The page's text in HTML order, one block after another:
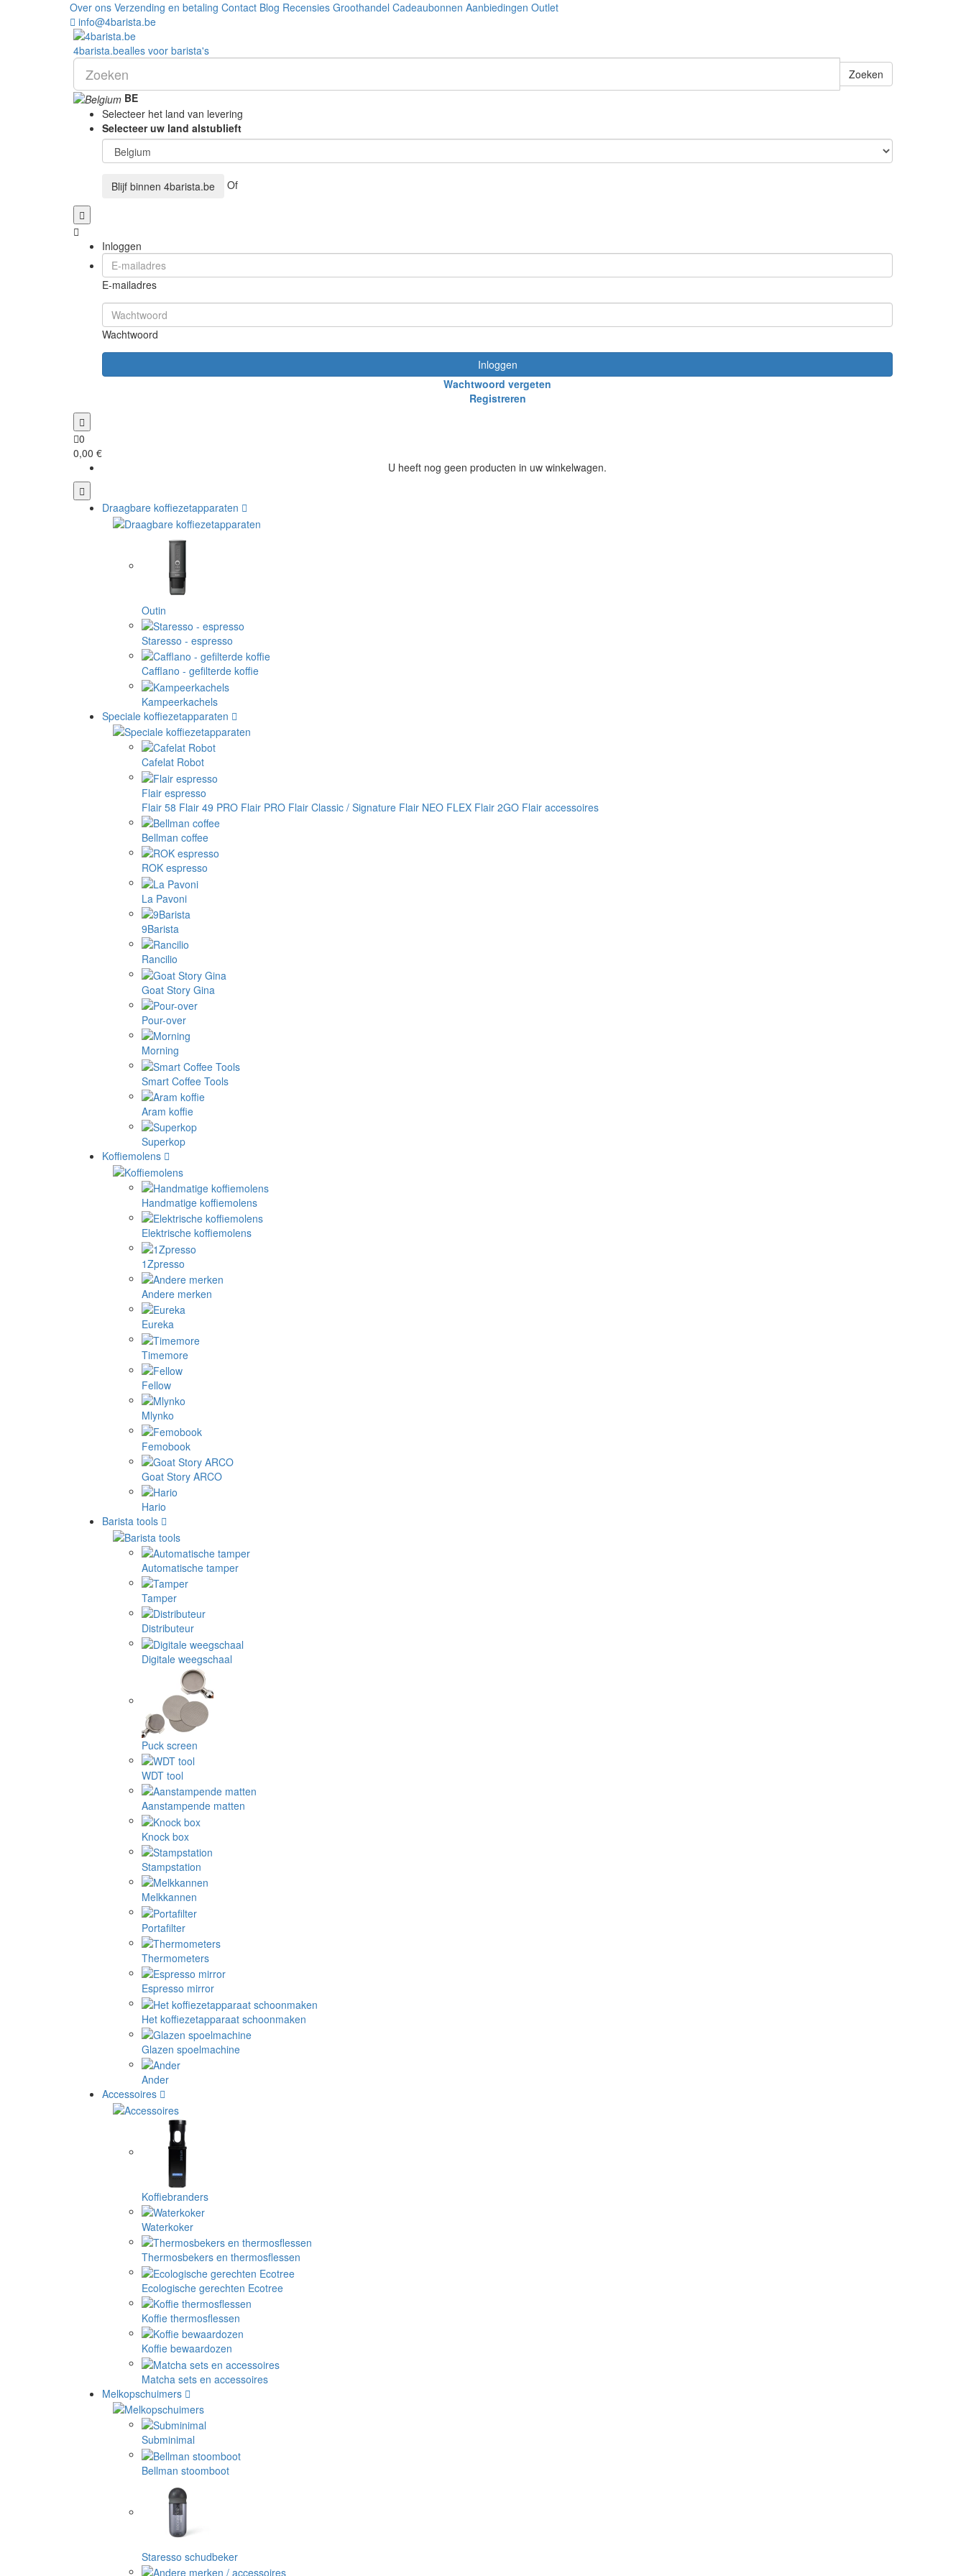
Over ons Verzending en betaling Contact Blog Recensies Groothandel Cadeaubonnen Aanbiedingen Outlet
info@4barista.be
4barista.bealles voor barista's
Zoeken
BE
Selecteer het land van levering
Selecteer uw land alstublieft
Blijf binnen 4barista.be Of
Inloggen
E-mailadres
Wachtwoord
Inloggen
Wachtwoord vergeten
Registreren
0
0,00 €
U heeft nog geen producten in uw winkelwagen.
Draagbare koffiezetapparaten
Outin
Staresso - espresso
Cafflano - gefilterde koffie
Kampeerkachels
Speciale koffiezetapparaten
Cafelat Robot
Flair espresso
Flair 58 Flair 49 PRO Flair PRO Flair Classic / Signature Flair NEO FLEX Flair 2GO Flair accessoires
Bellman coffee
ROK espresso
La Pavoni
9Barista
Rancilio
Goat Story Gina
Pour-over
Morning
Smart Coffee Tools
Aram koffie
Superkop
Koffiemolens
Handmatige koffiemolens
Elektrische koffiemolens
1Zpresso
Andere merken
Eureka
Timemore
Fellow
Mlynko
Femobook
Goat Story ARCO
Hario
Barista tools
Automatische tamper
Tamper
Distributeur
Digitale weegschaal
Puck screen
WDT tool
Aanstampende matten
Knock box
Stampstation
Melkkannen
Portafilter
Thermometers
Espresso mirror
Het koffiezetapparaat schoonmaken
Glazen spoelmachine
Ander
Accessoires
Koffiebranders
Waterkoker
Thermosbekers en thermosflessen
Ecologische gerechten Ecotree
Koffie thermosflessen
Koffie bewaardozen
Matcha sets en accessoires
Melkopschuimers
Subminimal
Bellman stoomboot
Staresso schudbeker